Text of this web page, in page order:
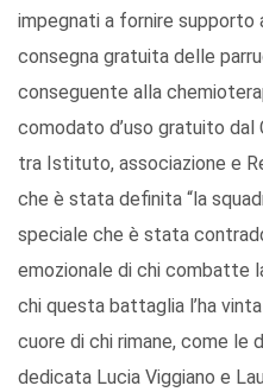
impegnati a fornire supporto
consegna gratuita delle
conseguente alla
comodato d’uso gratuito dal
tra Istituto, associazione e
che è stata definita “la
speciale che è stata
emozionale di chi combatte
chi questa battaglia l’ha
cuore di chi rimane, come le
dedicata Lucia Viggiano e